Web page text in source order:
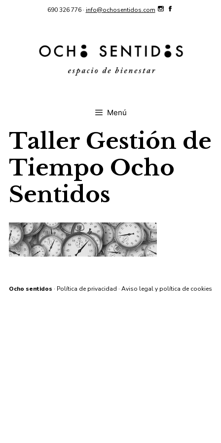
690 326 776 · info@ochosentidos.com
Menú
Taller Gestión de
Tiempo Ocho
Sentidos
Ocho sentidos · Política de privacidad · Aviso legal y política de cookies